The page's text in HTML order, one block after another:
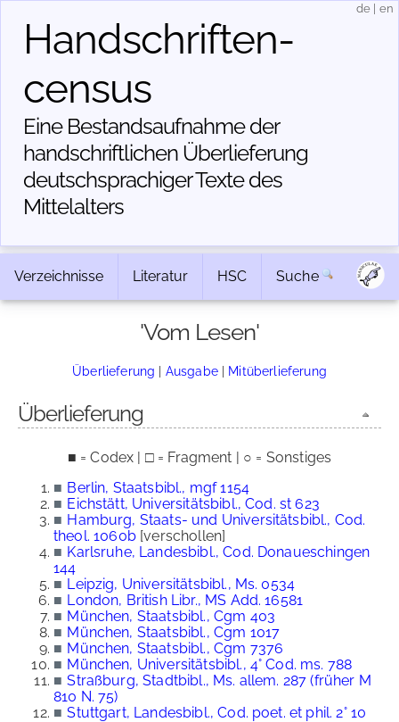
Handschriften­
census
Eine Bestandsaufnahme der
handschriftlichen Über­lieferung
deutschsprachiger Texte des
Mittelalters
de en
Verzeichnisse Literatur HSC Suche
'Vom Lesen'
Überlieferung | Ausgabe| Mitüberlieferung
Überlieferung
■ = Codex | □ = Fragment | ○ = Sonstiges
■ Berlin, Staatsbibl., mgf 1154
■ Eichstätt, Universitätsbibl., Cod. st 623
■ Hamburg, Staats- und Universitätsbibl., Cod.
theol. 1060b[verschollen]
■ Karlsruhe, Landesbibl., Cod. Donaueschingen
144
■ Leipzig, Universitätsbibl., Ms. 0534
■ London, British Libr., MS Add. 16581
■ München, Staatsbibl., Cgm 403
■ München, Staatsbibl., Cgm 1017
■ München, Staatsbibl., Cgm 7376
■ München, Universitätsbibl., 4° Cod. ms. 788
■ Straßburg, Stadtbibl., Ms. allem. 287 (früher M
810 N. 75)
■ Stuttgart, Landesbibl., Cod. poet. et phil. 2° 10